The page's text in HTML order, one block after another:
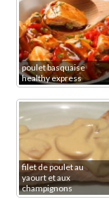
poulet basquaise
healthy express
filet de poulet au
yaourt et aux
champignons